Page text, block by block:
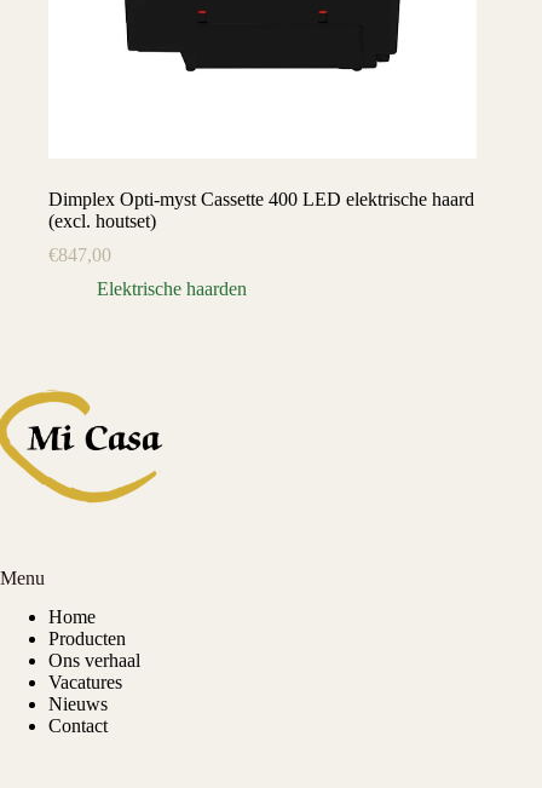
Dimplex Opti-myst Cassette 400 LED elektrische haard
(excl. houtset)
€847,00
Elektrische haarden
Menu
Home
Producten
Ons verhaal
Vacatures
Nieuws
Contact